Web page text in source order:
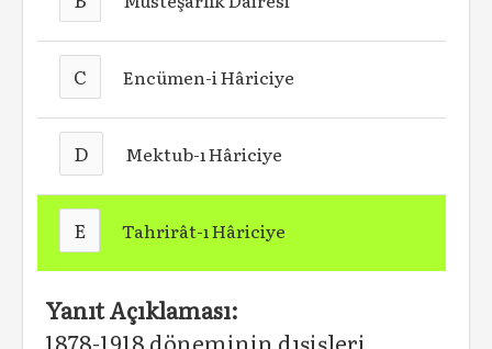
C Encümen-i Hâriciye
D Mektub-ı Hâriciye
E Tahrirât-ı Hâriciye
Yanıt Açıklaması:
1878-1918 döneminin dışişleri